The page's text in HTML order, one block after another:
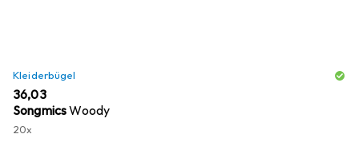
Kleiderbügel
EUR
36,03
SongmicsWoody
20x